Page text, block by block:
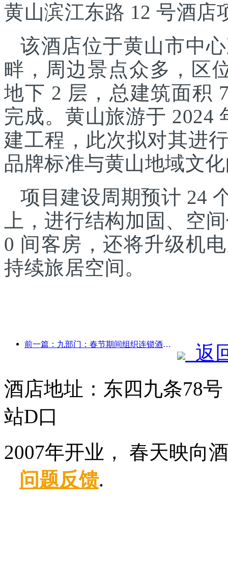
黄山滨江东路 12 号酒店
该酒店位于黄山市中
畔，周边景点众多，区
地下 2 层，总建筑面积
完成。黄山旅游于 2024
建工程，此次拟对其进
品牌标准与黄山地域文
项目建设周期预计 24
上，进行结构加固、空
0 间客房，还将升级机
持续旅居空间。
前一篇：九部门：春节期间组织连锁酒店、精品民宿等推出优惠措施
返
酒店地址：东四九条78
站D口
2007年开业， 春天映向
问题反馈.